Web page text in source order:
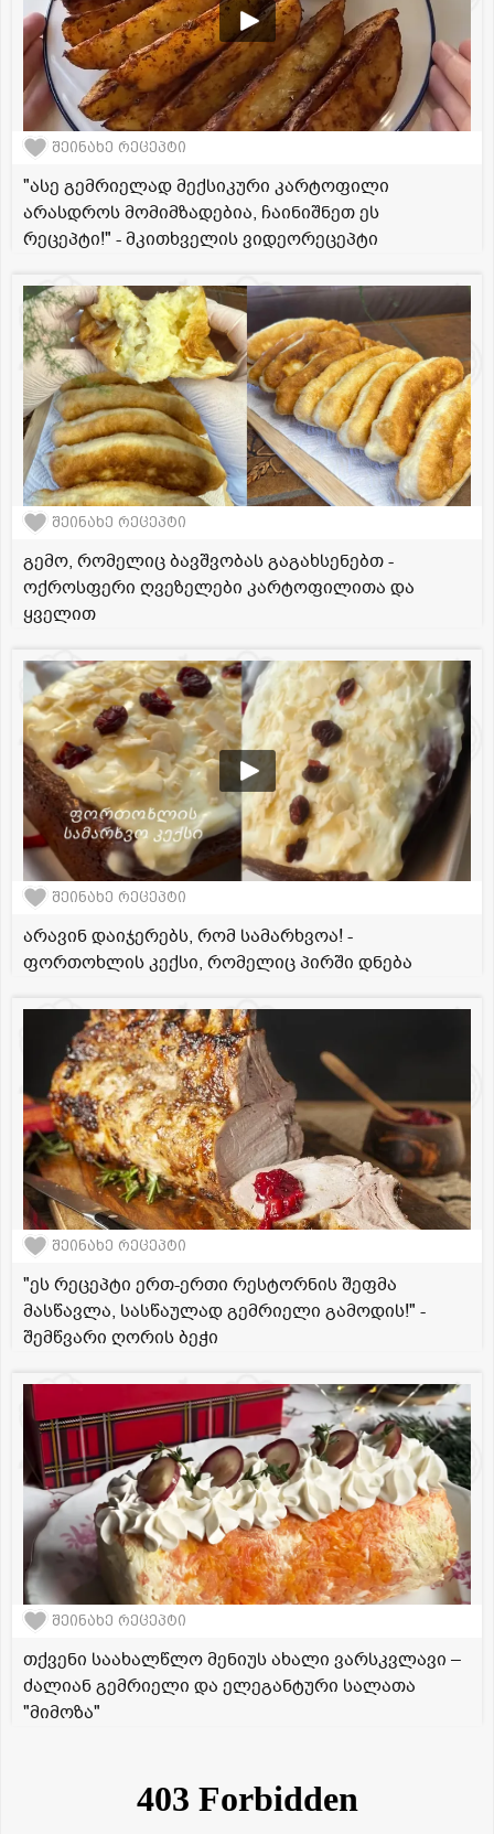
შეინახე რეცეპტი
"ასე გემრიელად მექსიკური კარტოფილი
არასდროს მომიმზადებია, ჩაინიშნეთ ეს
რეცეპტი!" - მკითხველის ვიდეორეცეპტი
შეინახე რეცეპტი
გემო, რომელიც ბავშვობას გაგახსენებთ -
ოქროსფერი ღვეზელები კარტოფილითა და
ყველით
შეინახე რეცეპტი
არავინ დაიჯერებს, რომ სამარხვოა! -
ფორთოხლის კექსი, რომელიც პირში დნება
შეინახე რეცეპტი
"ეს რეცეპტი ერთ-ერთი რესტორნის შეფმა
მასწავლა, სასწაულად გემრიელი გამოდის!" -
შემწვარი ღორის ბეჭი
შეინახე რეცეპტი
თქვენი საახალწლო მენიუს ახალი ვარსკვლავი –
ძალიან გემრიელი და ელეგანტური სალათა
"მიმოზა"